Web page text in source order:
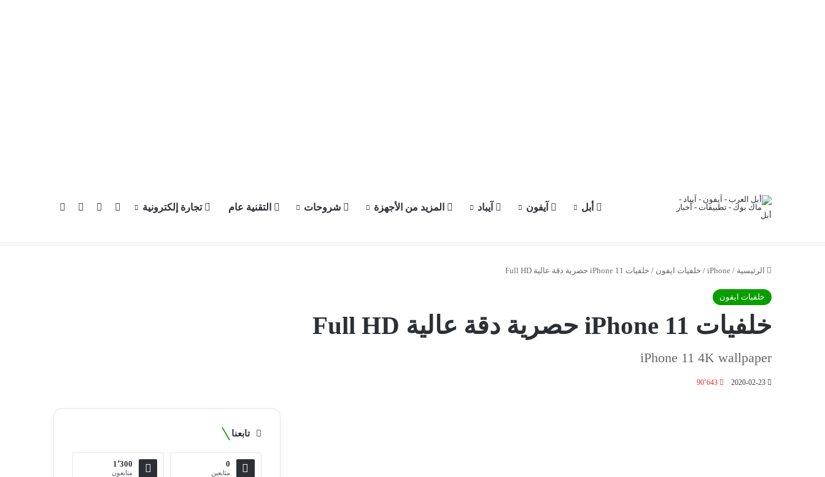
أبل آيفون آيباد المزيد من الأجهزة شروحات التقنية عام تجارة إلكترونية يوتيوبانستقرام
الرئيسية /
iPhone
/ خلفيات ايفون / خلفيات iPhone 11 حصرية دقة عالية Full HD
خلفيات ايفون
خلفيات iPhone 11 حصرية دقة عالية Full HD
iPhone 11 4K wallpaper
2020-02-23 90٬643
تابعنا
0
متابعين
1٬300
متابعون